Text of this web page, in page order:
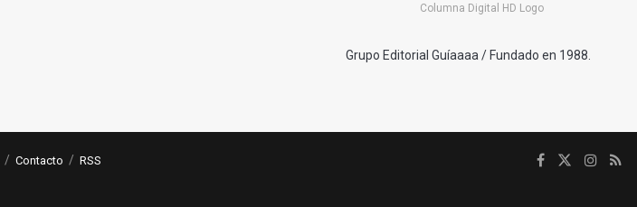
Columna Digital HD Logo
Grupo Editorial Guíaaaa / Fundado en 1988.
Contacto RSS